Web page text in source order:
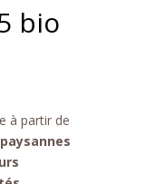
bio
à partir de